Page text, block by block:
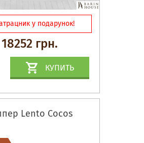
у подарунок!
18252 грн.
КУПИТЬ
Lento Cocos